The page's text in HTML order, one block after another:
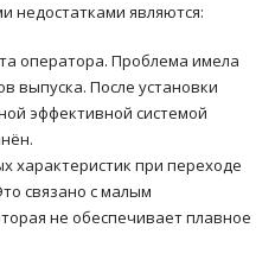
недостатками являются:
оператора. Проблема имела
выпуска. После установки
эффективной системой
при переходе
связано с малым
не обеспечивает плавное